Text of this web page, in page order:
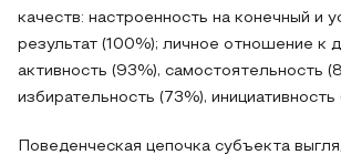
качеств: настроенность на конечный и
результат (100%); личное отношение к
активность (93%), самостоятельность
избирательность (73%), инициативность
Поведенческая цепочка субъекта